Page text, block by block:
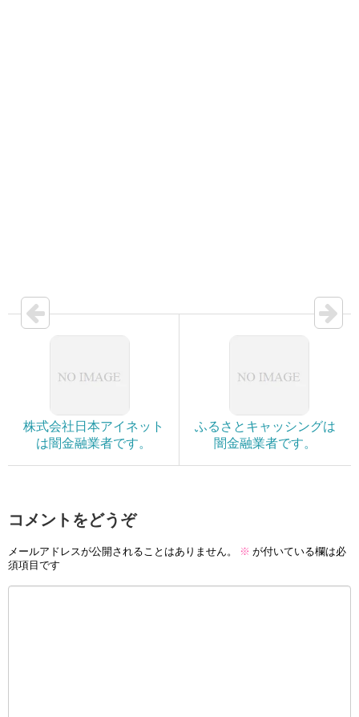
株式会社日本アイネット
は闇金融業者です。
ふるさとキャッシングは
闇金融業者です。
コメントをどうぞ
メールアドレスが公開されることはありません。 ※ が付いている欄は必
須項目です